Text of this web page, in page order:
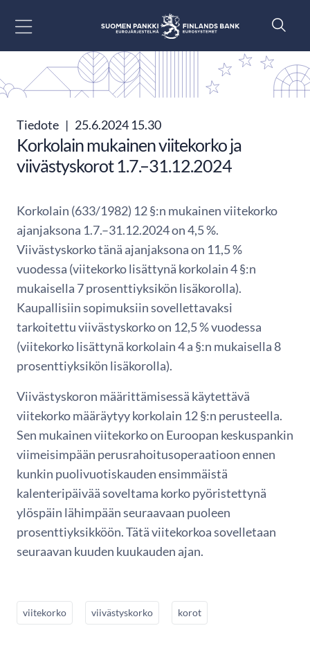
Tiedote | 25.6.2024 15.30
Korkolain mukainen viitekorko ja
viivästyskorot 1.7.–31.12.2024
Korkolain (633/1982) 12 §:n mukainen viitekorko
ajanjaksona 1.7.–31.12.2024 on 4,5 %.
Viivästyskorko tänä ajanjaksona on 11,5 %
vuodessa (viitekorko lisättynä korkolain 4 §:n
mukaisella 7 prosenttiyksikön lisäkorolla).
Kaupallisiin sopimuksiin sovellettavaksi
tarkoitettu viivästyskorko on 12,5 % vuodessa
(viitekorko lisättynä korkolain 4 a §:n mukaisella 8
prosenttiyksikön lisäkorolla).
Viivästyskoron määrittämisessä käytettävä
viitekorko määräytyy korkolain 12 §:n perusteella.
Sen mukainen viitekorko on Euroopan keskuspankin
viimeisimpään perusrahoitusoperaatioon ennen
kunkin puolivuotiskauden ensimmäistä
kalenteripäivää soveltama korko pyöristettynä
ylöspäin lähimpään seuraavaan puoleen
prosenttiyksikköön. Tätä viitekorkoa sovelletaan
seuraavan kuuden kuukauden ajan.
viitekorko viivästyskorko korot